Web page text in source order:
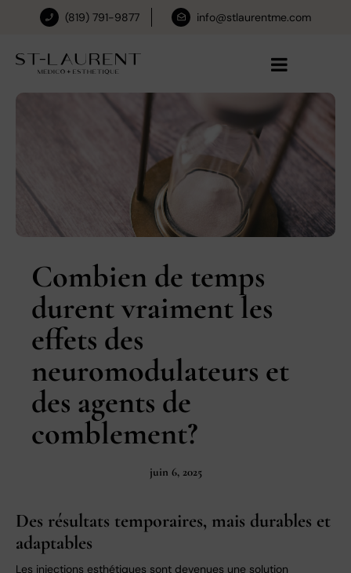
(819) 791-9877 info@stlaurentme.com
Combien de temps
durent vraiment les
effets des
neuromodulateurs et
des agents de
comblement?
juin 6, 2025
Des résultats temporaires, mais durables et
adaptables
Les injections esthétiques sont devenues une solution